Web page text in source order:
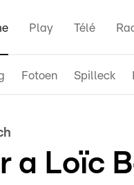
Play Télé
Fotoen Spilleck
a Loïc